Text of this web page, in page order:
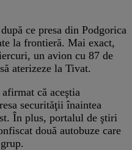
ce presa din Podgorica
la frontieră. Mai exact,
un avion cu 87 de
aterizeze la Tivat.
că aceştia
securităţii înaintea
În plus, portalul de ştiri
două autobuze care